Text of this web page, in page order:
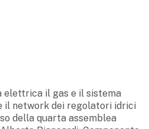
elettrica il gas e il sistema
il network dei regolatori idrici
della quarta assemblea